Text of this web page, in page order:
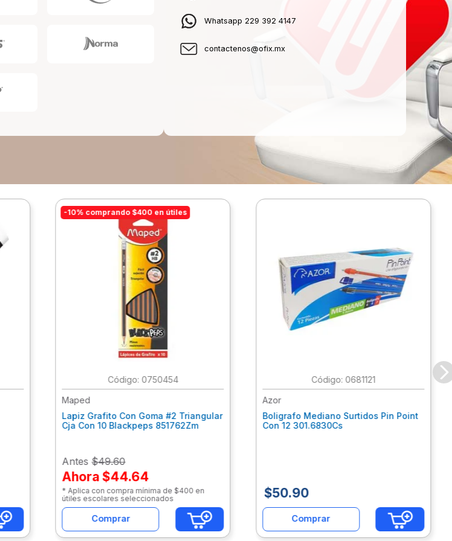
Whatsapp 229 392 4147
contactenos@ofix.mx
-10% comprando $400 en útiles
: 0750454
Maped
Lapiz Grafito Con Goma #2 Triangular
Cja Con 10 Blackpeps 851762Zm
Antes$49.60
Ahora$44.64
* Aplica con compra mínima de $400 en
útiles escolares seleccionados
Comprar
: 0681121
Azor
Boligrafo Mediano Surtidos Pin Point
Con 12 301.6830Cs
$50.90
Comprar